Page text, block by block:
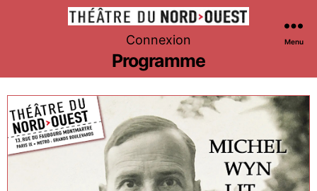
Théâtre
du
Nord-
Ouest
Connexion Menu
Programme